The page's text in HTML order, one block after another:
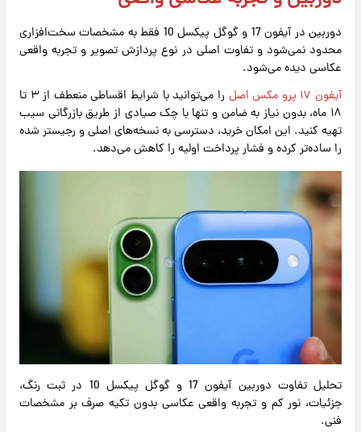
دوربین در آیفون 17 و گوگل پیکسل 10 فقط به مشخصات سخت‌افزاری
محدود نمی‌شود و تفاوت اصلی در نوع پردازش تصویر و تجربه واقعی
عکاسی دیده می‌شود.
آیفون ۱۷ پرو مکس اصل
را می‌توانید با شرایط اقساطی منعطف از ۳ تا
۱۸ ماه، بدون نیاز به ضامن و تنها با چک صیادی از طریق بازرگانی سیب
تهیه کنید. این امکان خرید، دسترسی به نسخه‌های اصلی و رجیستر شده
را ساده‌تر کرده و فشار پرداخت اولیه را کاهش می‌دهد.
تحلیل تفاوت دوربین آیفون 17 و گوگل پیکسل 10 در ثبت رنگ،
جزئیات، نور کم و تجربه واقعی عکاسی بدون تکیه صرف بر مشخصات
فنی.